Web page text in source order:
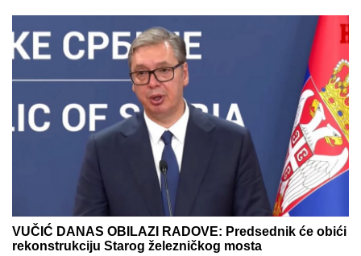
VUČIĆ DANAS OBILAZI RADOVE: Predsednik će obići
rekonstrukciju Starog železničkog mosta